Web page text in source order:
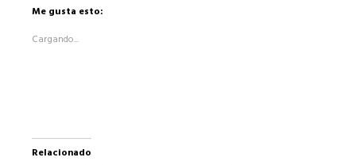
Facebook
en
Me gusta esto:
Cargando...
Relacionado